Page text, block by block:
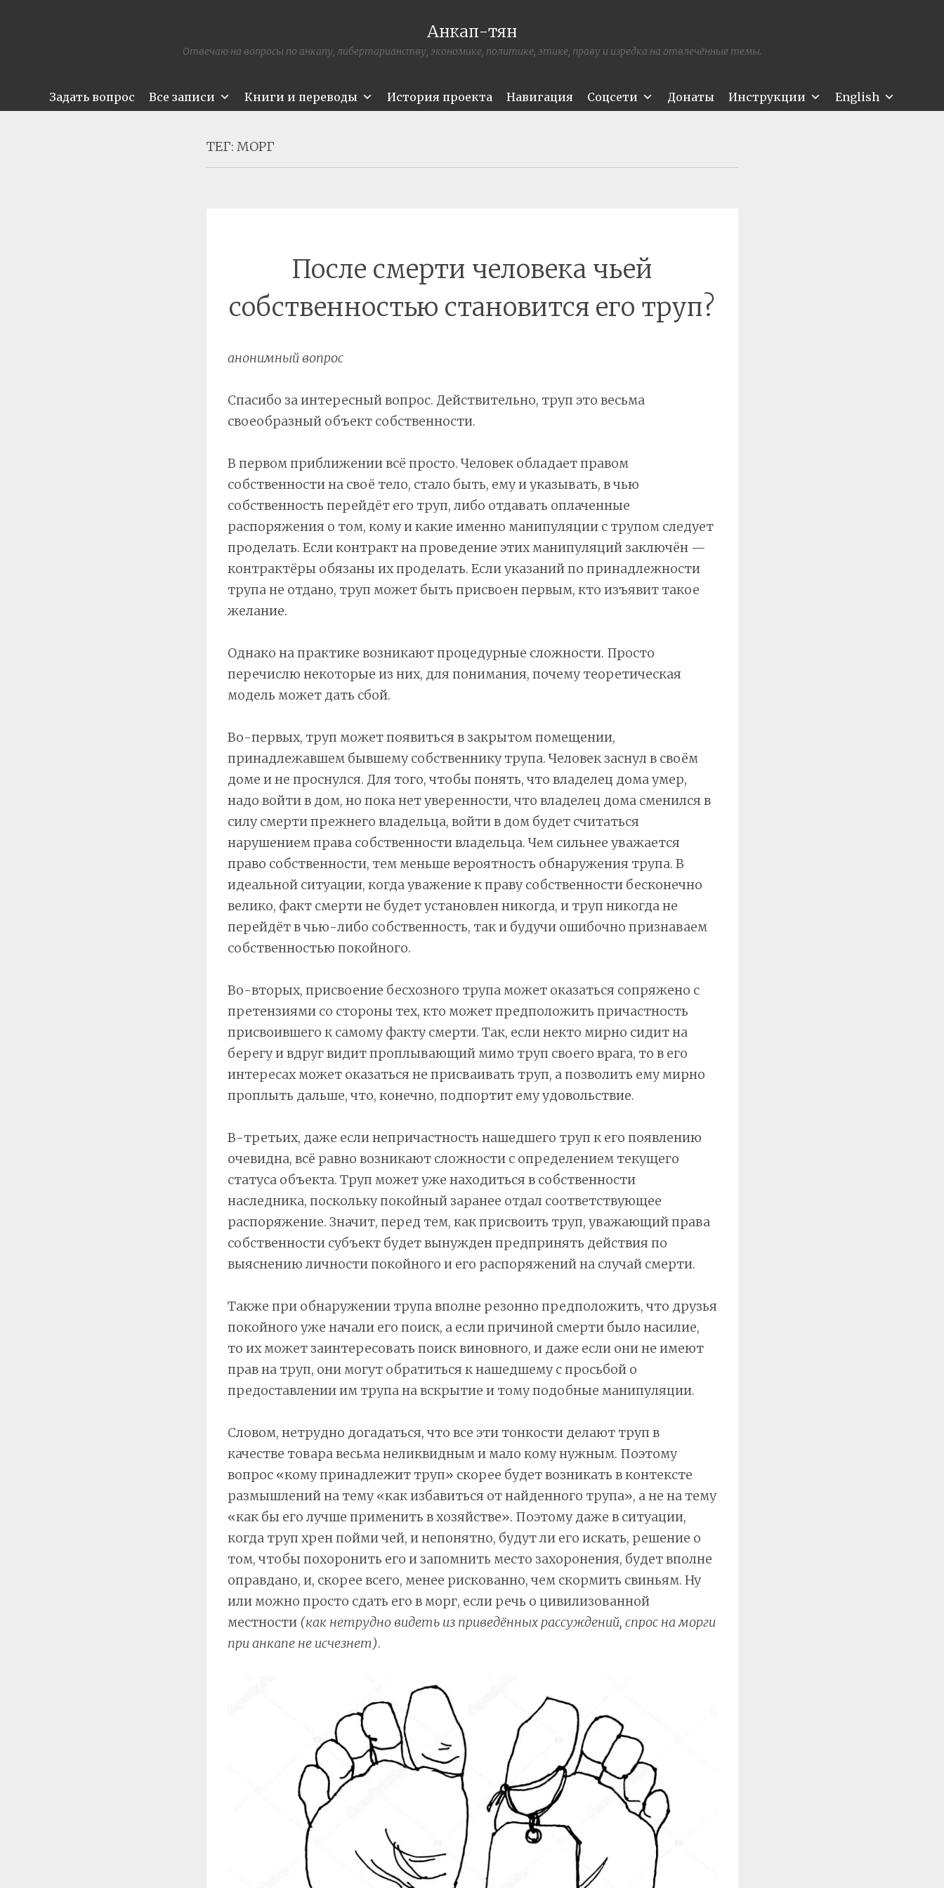
Анкап-тян
Отвечаю на вопросы по анкапу, либертарианству, экономике, политике, этике, праву и изредка на отвлечённые темы.
Задать вопрос Все записи Книги и переводы История проекта Навигация Соцсети Донаты Инструкции English
ТЕГ: МОРГ
После смерти человека чьей
собственностью становится его труп?
анонимный вопрос
Спасибо за интересный вопрос. Действительно, труп это весьма
своеобразный объект собственности.
В первом приближении всё просто. Человек обладает правом
собственности на своё тело, стало быть, ему и указывать, в чью
собственность перейдёт его труп, либо отдавать оплаченные
распоряжения о том, кому и какие именно манипуляции с трупом следует
проделать. Если контракт на проведение этих манипуляций заключён —
контрактёры обязаны их проделать. Если указаний по принадлежности
трупа не отдано, труп может быть присвоен первым, кто изъявит такое
желание.
Однако на практике возникают процедурные сложности. Просто
перечислю некоторые из них, для понимания, почему теоретическая
модель может дать сбой.
Во-первых, труп может появиться в закрытом помещении,
принадлежавшем бывшему собственнику трупа. Человек заснул в своём
доме и не проснулся. Для того, чтобы понять, что владелец дома умер,
надо войти в дом, но пока нет уверенности, что владелец дома сменился в
силу смерти прежнего владельца, войти в дом будет считаться
нарушением права собственности владельца. Чем сильнее уважается
право собственности, тем меньше вероятность обнаружения трупа. В
идеальной ситуации, когда уважение к праву собственности бесконечно
велико, факт смерти не будет установлен никогда, и труп никогда не
перейдёт в чью-либо собственность, так и будучи ошибочно признаваем
собственностью покойного.
Во-вторых, присвоение бесхозного трупа может оказаться сопряжено с
претензиями со стороны тех, кто может предположить причастность
присвоившего к самому факту смерти. Так, если некто мирно сидит на
берегу и вдруг видит проплывающий мимо труп своего врага, то в его
интересах может оказаться не присваивать труп, а позволить ему мирно
проплыть дальше, что, конечно, подпортит ему удовольствие.
В-третьих, даже если непричастность нашедшего труп к его появлению
очевидна, всё равно возникают сложности с определением текущего
статуса объекта. Труп может уже находиться в собственности
наследника, поскольку покойный заранее отдал соответствующее
распоряжение. Значит, перед тем, как присвоить труп, уважающий права
собственности субъект будет вынужден предпринять действия по
выяснению личности покойного и его распоряжений на случай смерти.
Также при обнаружении трупа вполне резонно предположить, что друзья
покойного уже начали его поиск, а если причиной смерти было насилие,
то их может заинтересовать поиск виновного, и даже если они не имеют
прав на труп, они могут обратиться к нашедшему с просьбой о
предоставлении им трупа на вскрытие и тому подобные манипуляции.
Словом, нетрудно догадаться, что все эти тонкости делают труп в
качестве товара весьма неликвидным и мало кому нужным. Поэтому
вопрос «кому принадлежит труп» скорее будет возникать в контексте
размышлений на тему «как избавиться от найденного трупа», а не на тему
«как бы его лучше применить в хозяйстве». Поэтому даже в ситуации,
когда труп хрен пойми чей, и непонятно, будут ли его искать, решение о
том, чтобы похоронить его и запомнить место захоронения, будет вполне
оправдано, и, скорее всего, менее рискованно, чем скормить свиньям. Ну
или можно просто сдать его в морг, если речь о цивилизованной
местности (как нетрудно видеть из приведённых рассуждений, спрос на морги
при анкапе не исчезнет).